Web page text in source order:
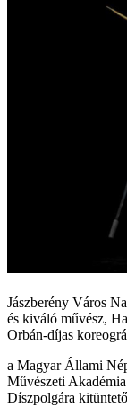
Jászberény Város
és kiváló művész,
Orbán-díjas
a Magyar Állami
Művészeti
Díszpolgára